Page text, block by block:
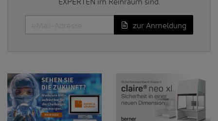
zur Anmeldung